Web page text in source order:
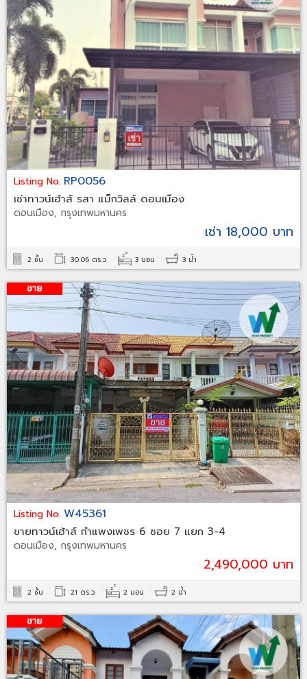
Listing No. RP0056
เช่าทาวน์เฮ้าส์ รสา แม็กวิลล์ ดอนเมือง
ดอนเมือง, กรุงเทพมหานคร
เช่า 18,000 บาท
2 ชั้น 30.06 ตร.ว. 3 นอน 3 น้ำ
Listing No. W45361
ขายทาวน์เฮ้าส์ กำแพงเพชร 6 ซอย 7 แยก 3-4
ดอนเมือง, กรุงเทพมหานคร
2,490,000 บาท
2 ชั้น 21 ตร.ว. 2 นอน 2 น้ำ